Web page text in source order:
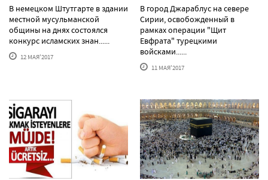
В немецком Штутгарте в здании
местной мусульманской
общины на днях состоялся
конкурс исламских знан......
12 МАЯ'2017
В город Джараблус на севере
Сирии, освобожденный в
рамках операции "Щит
Евфрата" турецкими
войсками......
11 МАЯ'2017